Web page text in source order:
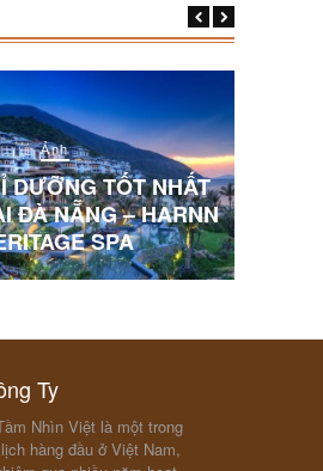
TỐT NHẤT
– HARNN
SPA
10 BỨC
Ty
Nhìn Việt là một trong
hàng đầu ở Việt Nam,